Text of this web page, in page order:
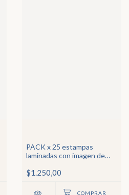
PACK x 25 estampas
laminadas con imagen de
$1.250,00